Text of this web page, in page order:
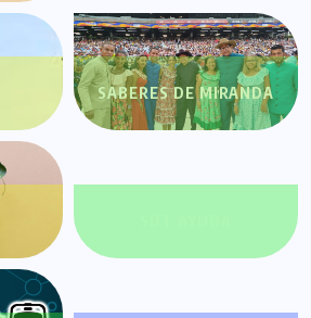
SABERES DE MIRANDA